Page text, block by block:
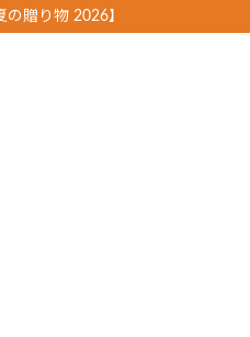
贈り物 2026】